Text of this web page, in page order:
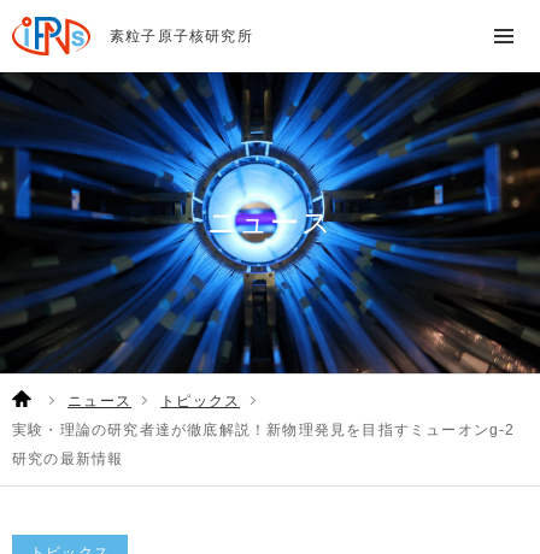
素粒子原子核研究所
ニュース
ニュース
トピックス
実験・理論の研究者達が徹底解説！新物理発見を目指すミューオンg-2
研究の最新情報